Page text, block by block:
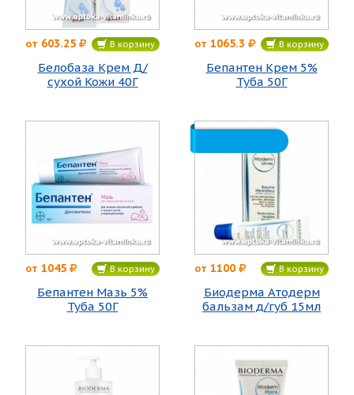
от 603.25 В корзину
Белобаза Крем Д/
сухой Кожи 40Г
от 1065.3 В корзину
Бепантен Крем 5%
Туба 50Г
от 1045 В корзину
Бепантен Мазь 5%
Туба 50Г
от 1100 В корзину
Биодерма Атодерм
бальзам д/губ 15мл